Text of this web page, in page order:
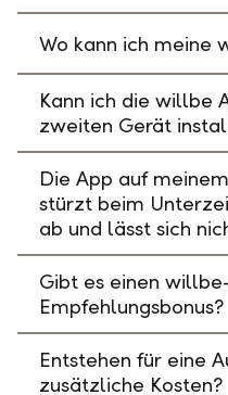
Wo kann ich meine
Kann ich die willbe
zweiten Gerät
Die App auf
stürzt beim
ab und lässt sich
Gibt es einen
Empfehlungsbonus?
Entstehen für eine
zusätzliche Kosten?